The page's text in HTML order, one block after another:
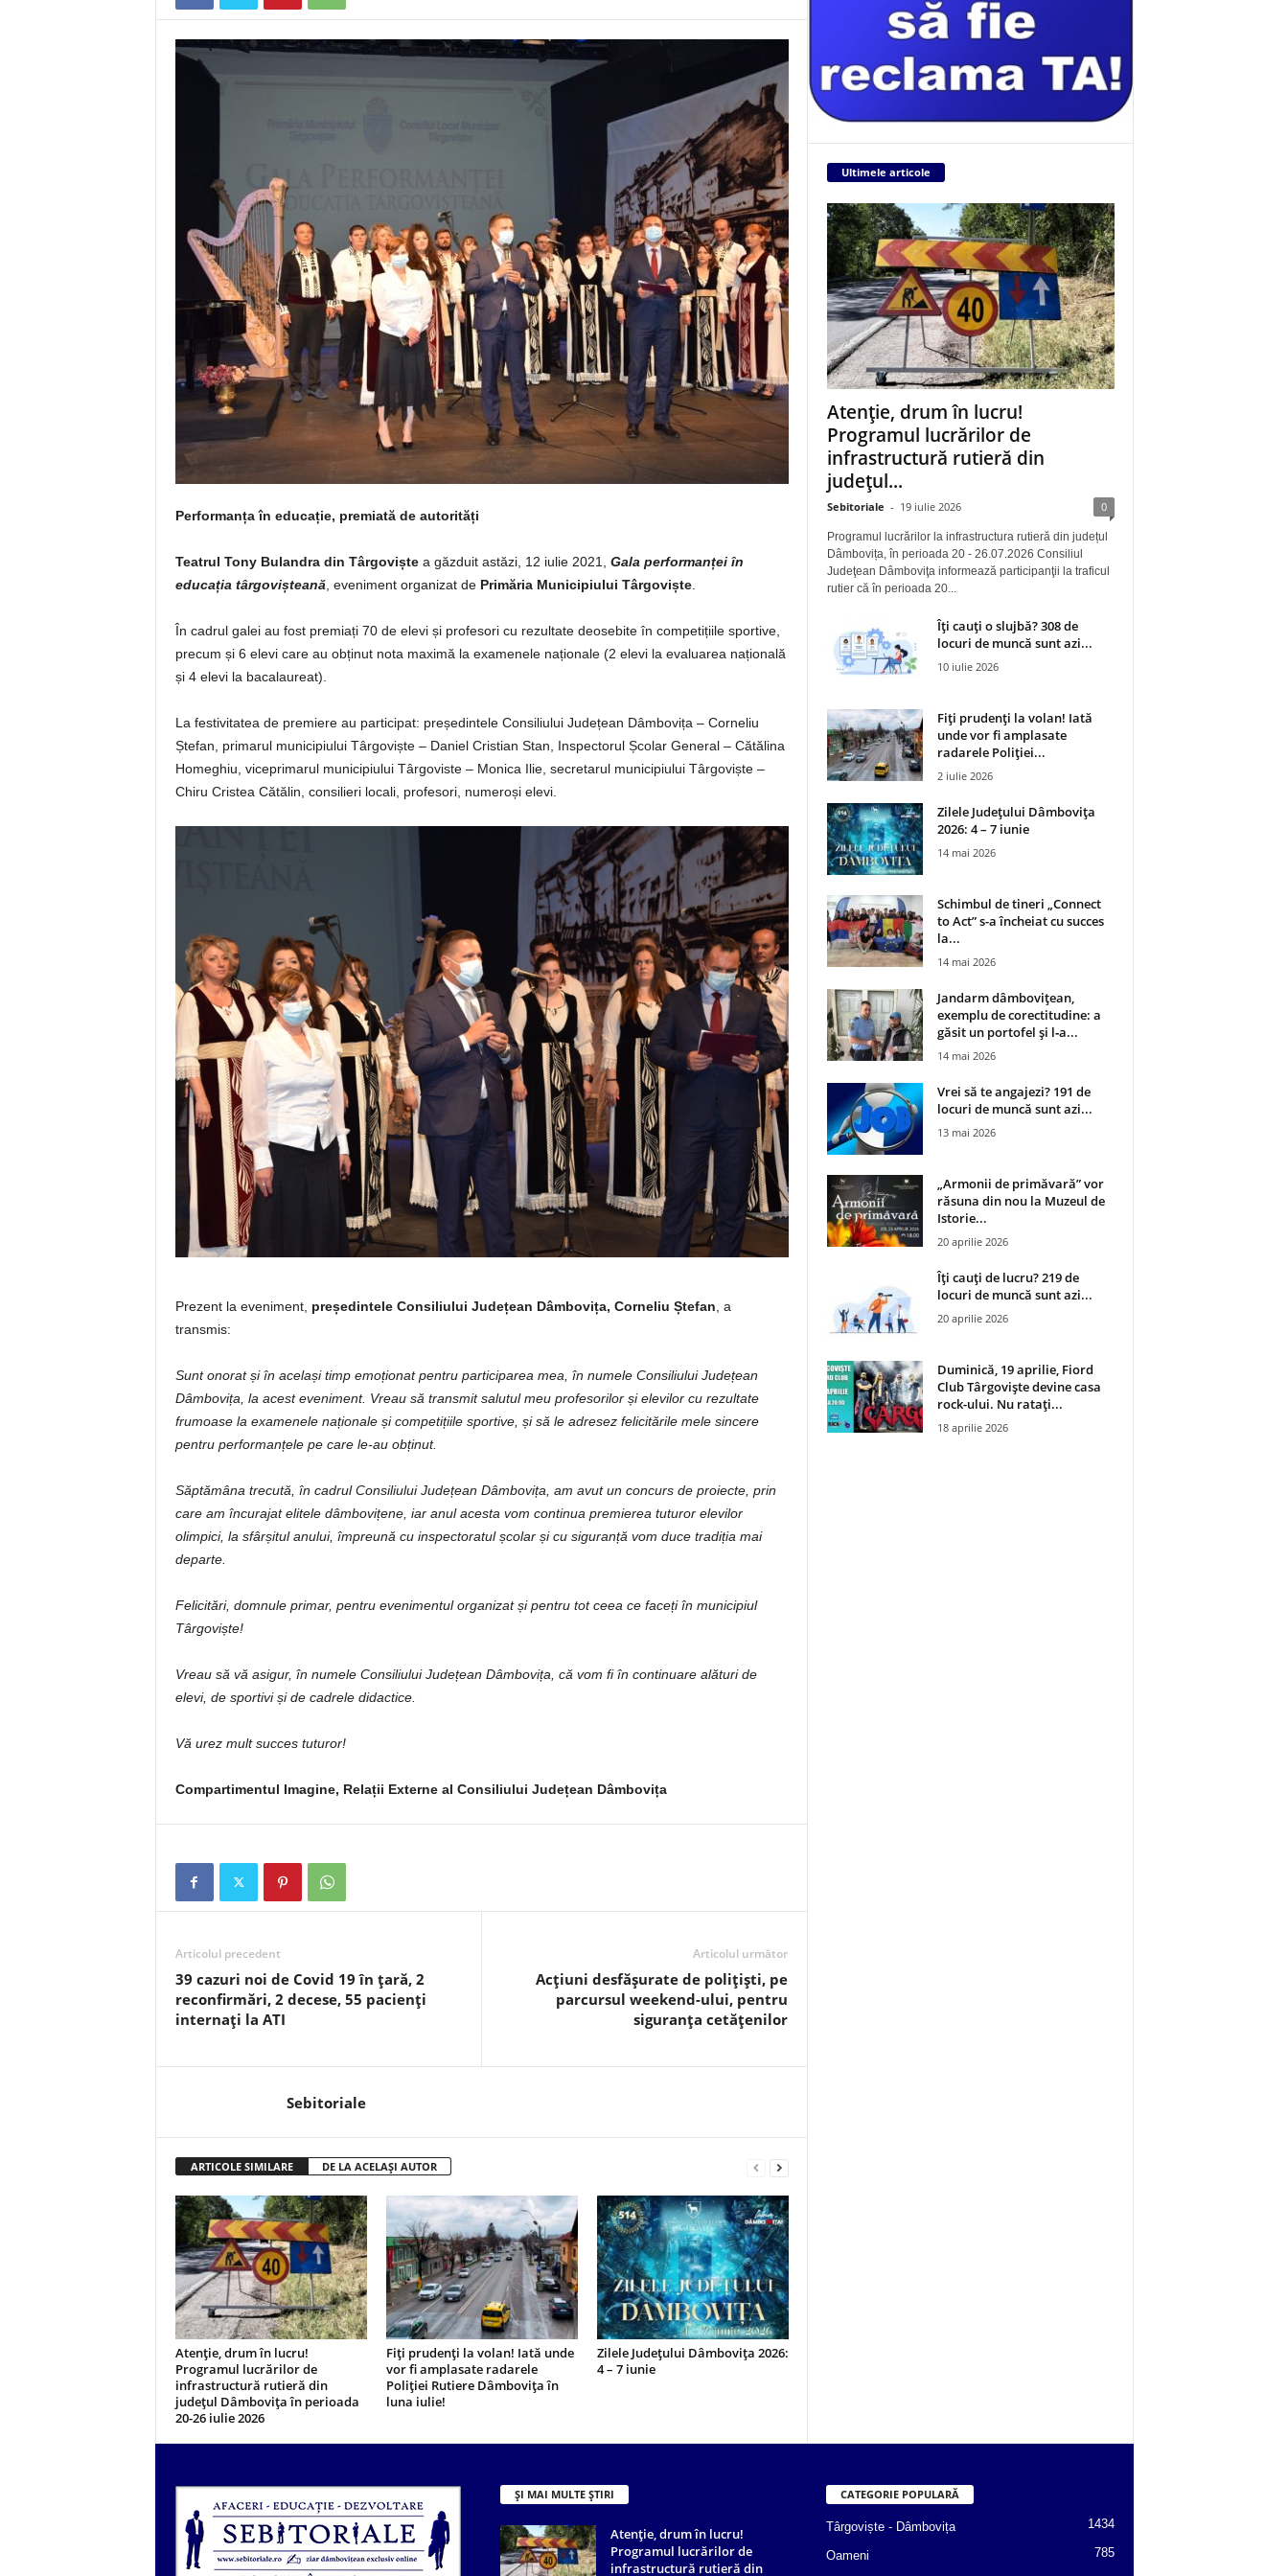
Performanța în educație, premiată de autorități
Teatrul Tony Bulandra din Târgoviștea găzduit astăzi, 12 iulie 2021, Gala performanței în
educația târgovișteană, eveniment organizat de Primăria Municipiului Târgoviște.
În cadrul galei au fost premiați 70 de elevi și profesori cu rezultate deosebite în competițiile sportive,
precum și 6 elevi care au obținut nota maximă la examenele naționale (2 elevi la evaluarea națională
și 4 elevi la bacalaureat).
La festivitatea de premiere au participat: președintele Consiliului Județean Dâmbovița – Corneliu
Ștefan, primarul municipiului Târgoviște – Daniel Cristian Stan, Inspectorul Școlar General – Cătălina
Homeghiu, viceprimarul municipiului Târgoviste – Monica Ilie, secretarul municipiului Târgoviște –
Chiru Cristea Cătălin, consilieri locali, profesori, numeroși elevi.
Prezent la eveniment, președintele Consiliului Județean Dâmbovița, Corneliu Ștefan , a
transmis:
Sunt onorat și în același timp emoționat pentru participarea mea, în numele Consiliului Județean
Dâmbovița, la acest eveniment. Vreau să transmit salutul meu profesorilor și elevilor cu rezultate
frumoase la examenele naționale și competițiile sportive, și să le adresez felicitările mele sincere
pentru performanțele pe care le-au obținut.
Săptămâna trecută, în cadrul Consiliului Județean Dâmbovița, am avut un concurs de proiecte, prin
care am încurajat elitele dâmbovițene, iar anul acesta vom continua premierea tuturor elevilor
olimpici, la sfârșitul anului, împreună cu inspectoratul școlar și cu siguranță vom duce tradiția mai
departe.
Felicitări, domnule primar, pentru evenimentul organizat și pentru tot ceea ce faceți în municipiul
Târgoviște!
Vreau să vă asigur, în numele Consiliului Județean Dâmbovița, că vom fi în continuare alături de
elevi, de sportivi și de cadrele didactice.
Vă urez mult succes tuturor!
Compartimentul Imagine, Relații Externe al Consiliului Județean Dâmbovița
Articolul precedent
39 cazuri noi de Covid 19 în țară, 2
reconfirmări, 2 decese, 55 pacienți
internați la ATI
Articolul următor
Acțiuni desfășurate de polițiști, pe
parcursul weekend-ului, pentru
siguranța cetățenilor
Sebitoriale
ARTICOLE SIMILARE DE LA ACELAȘI AUTOR
Atenție, drum în lucru!
Programul lucrărilor de
infrastructură rutieră din
județul Dâmbovița în perioada
20-26 iulie 2026
Fiți prudenți la volan! Iată unde
vor fi amplasate radarele
Poliției Rutiere Dâmbovița în
luna iulie!
Zilele Județului Dâmbovița 2026:
4 – 7 iunie
Ultimele articole
Atenție, drum în lucru!
Programul lucrărilor de
infrastructură rutieră din
județul...
Sebitoriale - 19 iulie 2026 0
Programul lucrărilor la infrastructura rutieră din județul
Dâmbovița, în perioada 20 - 26.07.2026 Consiliul
Judeţean Dâmboviţa informează participanţii la traficul
rutier că în perioada 20...
Îți cauți o slujbă? 308 de
locuri de muncă sunt azi...
10 iulie 2026
Fiți prudenți la volan! Iată
unde vor fi amplasate
radarele Poliției...
2 iulie 2026
Zilele Județului Dâmbovița
2026: 4 – 7 iunie
14 mai 2026
Schimbul de tineri „Connect
to Act” s-a încheiat cu succes
la...
14 mai 2026
Jandarm dâmbovițean,
exemplu de corectitudine: a
găsit un portofel și l‑a...
14 mai 2026
Vrei să te angajezi? 191 de
locuri de muncă sunt azi...
13 mai 2026
„Armonii de primăvară” vor
răsuna din nou la Muzeul de
Istorie...
20 aprilie 2026
Îți cauți de lucru? 219 de
locuri de muncă sunt azi...
20 aprilie 2026
Duminică, 19 aprilie, Fiord
Club Târgoviște devine casa
rock-ului. Nu ratați...
18 aprilie 2026
ȘI MAI MULTE ȘTIRI
Atenție, drum în lucru!
Programul lucrărilor de
infrastructură rutieră din
CATEGORIE POPULARĂ
Târgoviște - Dâmbovița 1434
Oameni
785